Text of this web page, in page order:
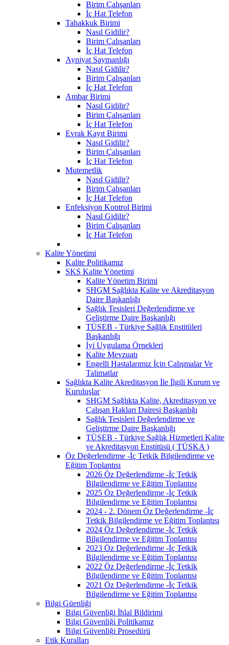
Birim Çalışanları
İç Hat Telefon
Tahakkuk Birimi
Nasıl Gidilir?
Birim Çalışanları
İç Hat Telefon
Ayniyat Saymanlığı
Nasıl Gidilir?
Birim Çalışanları
İç Hat Telefon
Ambar Birimi
Nasıl Gidilir?
Birim Çalışanları
İç Hat Telefon
Evrak Kayıt Birimi
Nasıl Gidilir?
Birim Çalışanları
İç Hat Telefon
Mutemetlik
Nasıl Gidilir?
Birim Çalışanları
İç Hat Telefon
Enfeksiyon Kontrol Birimi
Nasıl Gidilir?
Birim Çalışanları
İç Hat Telefon
Kalite Yönetimi
Kalite Politikamız
SKS Kalite Yönetimi
Kalite Yönetim Birimi
SHGM Sağlıkta Kalite ve Akreditasyon
Daire Başkanlığı
Sağlık Tesisleri Değerlendirme ve
Geliştirme Daire Başkanlığı
TÜSEB - Türkiye Sağlık Enstitüleri
Başkanlığı
İyi Uygulama Örnekleri
Kalite Mevzuatı
Engelli Hastalarımız İçin Çalışmalar Ve
Talimatlar
Sağlıkta Kalite Akreditasyon İle İlgili Kurum ve
Kuruluşlar
SHGM Sağlıkta Kalite, Akreditasyon ve
Çalışan Hakları Dairesi Başkanlığı
Sağlık Tesisleri Değerlendirme ve
Geliştirme Daire Başkanlığı
TÜSEB - Türkiye Sağlık Hizmetleri Kalite
ve Akreditasyon Enstitüsü ( TÜSKA )
Öz Değerlendirme -İç Tetkik Bilgilendirme ve
Eğitim Toplantısı
2026 Öz Değerlendirme -İç Tetkik
Bilgilendirme ve Eğitim Toplantısı
2025 Öz Değerlendirme -İç Tetkik
Bilgilendirme ve Eğitim Toplantısı
2024 - 2. Dönem Öz Değerlendirme -İç
Tetkik Bilgilendirme ve Eğitim Toplantısı
2024 Öz Değerlendirme -İç Tetkik
Bilgilendirme ve Eğitim Toplantısı
2023 Öz Değerlendirme -İç Tetkik
Bilgilendirme ve Eğitim Toplantısı
2022 Öz Değerlendirme -İç Tetkik
Bilgilendirme ve Eğitim Toplantısı
2021 Öz Değerlendirme -İç Tetkik
Bilgilendirme ve Eğitim Toplantısı
Bilgi Güenliği
Bilgi Güvenliği İhlal Bildirimi
Bilgi Güvenliği Politikamız
Bilgi Güvenliği Prosedürü
Etik Kuralları